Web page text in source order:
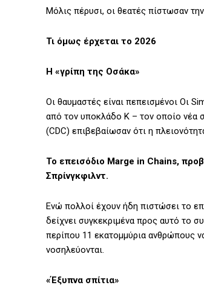
Μόλις πέρυσι, οι θεατές πίστωσαν
Τι όμως έρχεται το 2026
Η «γρίπη της Οσάκα»
Οι θαυμαστές είναι πεπεισμένοι Οι
από τον υποκλάδο K – τον οποίο νέα
(CDC) επιβεβαίωσαν ότι η
Το επεισόδιο Marge in Chains,
Σπρίνγκφιλντ.
Ενώ πολλοί έχουν ήδη πιστώσει το
δείχνει συγκεκριμένα προς αυτό το
περίπου 11 εκατομμύρια ανθρώπους
νοσηλεύονται.
«Έξυπνα σπίτια»